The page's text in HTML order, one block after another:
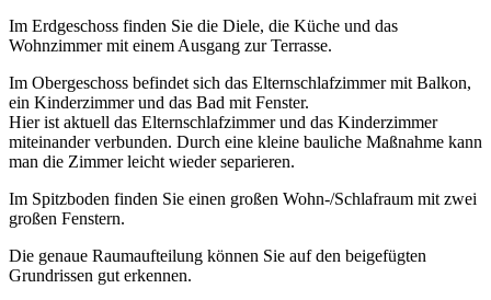
Im Erdgeschoss finden Sie die Diele, die Küche und das
Wohnzimmer mit einem Ausgang zur Terrasse.
Im Obergeschoss befindet sich das Elternschlafzimmer mit Balkon,
ein Kinderzimmer und das Bad mit Fenster.
Hier ist aktuell das Elternschlafzimmer und das Kinderzimmer
miteinander verbunden. Durch eine kleine bauliche Maßnahme kann
man die Zimmer leicht wieder separieren.
Im Spitzboden finden Sie einen großen Wohn-/Schlafraum mit zwei
großen Fenstern.
Die genaue Raumaufteilung können Sie auf den beigefügten
Grundrissen gut erkennen.